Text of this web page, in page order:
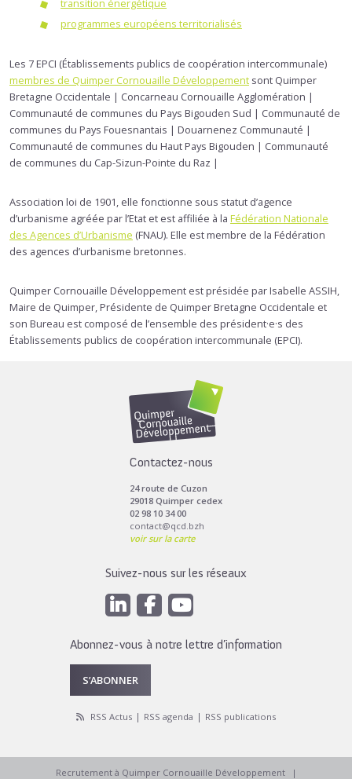
programmes européens territorialisés
Les 7 EPCI (Établissements publics de coopération intercommunale)
membres de Quimper Cornouaille Développement sont Quimper
Bretagne Occidentale | Concarneau Cornouaille Agglomération |
Communauté de communes du Pays Bigouden Sud | Communauté de
communes du Pays Fouesnantais | Douarnenez Communauté |
Communauté de communes du Haut Pays Bigouden | Communauté
de communes du Cap-Sizun-Pointe du Raz |
Association loi de 1901, elle fonctionne sous statut d’agence
d’urbanisme agréée par l’Etat et est affiliée à la Fédération Nationale
des Agences d’Urbanisme (FNAU). Elle est membre de la Fédération
des agences d’urbanisme bretonnes.
Quimper Cornouaille Développement est présidée par Isabelle ASSIH,
Maire de Quimper, Présidente de Quimper Bretagne Occidentale et
son Bureau est composé de l’ensemble des président·e·s des
Établissements publics de coopération intercommunale (EPCI).
Contactez-nous
24 route de Cuzon
29018 Quimper cedex
02 98 10 34 00
contact@qcd.bzh
voir sur la carte
Suivez-nous sur les réseaux
Abonnez-vous à notre lettre d’information
S’ABONNER
RSS Actus RSS agenda RSS publications
Recrutement à Quimper Cornouaille Développement